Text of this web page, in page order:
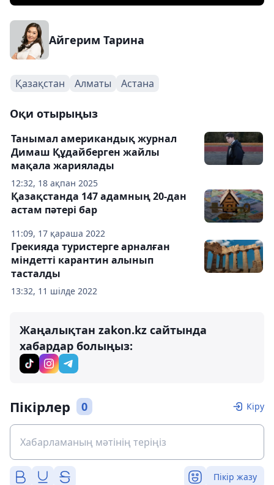
Айгерим Тарина
Қазақстан Алматы Астана
Оқи отырыңыз
12:32, 18 ақпан 2025
Танымал американдық журнал
Димаш Құдайберген жайлы
мақала жариялады
11:09, 17 қараша 2022
Қазақстанда 147 адамның 20-дан
астам пәтері бар
13:32, 11 шілде 2022
Грекияда туристерге арналған
міндетті карантин алынып
тасталды
Жаңалықтан zakon.kz сайтында
хабардар болыңыз:
Пікірлер 0 Кіру
Пікір жазу